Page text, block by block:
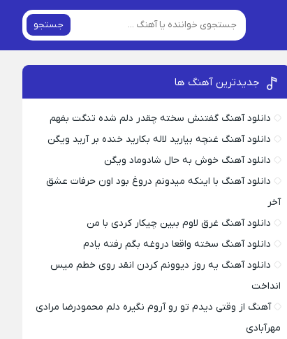
جستجو
جدیدترین آهنگ ها
دانلود آهنگ گفتنش سخته چقدر دلم شده تنگت بفهم
دانلود آهنگ غنچه بیارید لاله بکارید خنده بر آرید ویگن
دانلود آهنگ خوش به حال شادوماد ویگن
دانلود آهنگ با اینکه میدونم دروغ بود اون حرفات عشق
آخر
دانلود آهنگ غرق لاوم ببین چیکار کردی با من
دانلود آهنگ سخته واقعا دروغه بگم رفته یادم
دانلود آهنگ یه روز دیوونم کردن انقد روی خطم میس
انداخت
آهنگ از وقتی دیدم تو رو آروم نگیره دلم محمودرضا مرادی
مهرآبادی